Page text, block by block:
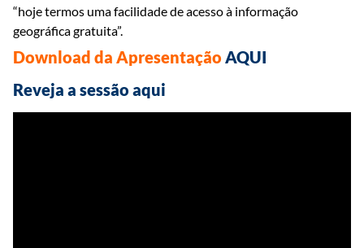
“hoje termos uma facilidade de acesso à informação
geográfica gratuita”.
Download da Apresentação AQUI
Reveja a sessão aqui